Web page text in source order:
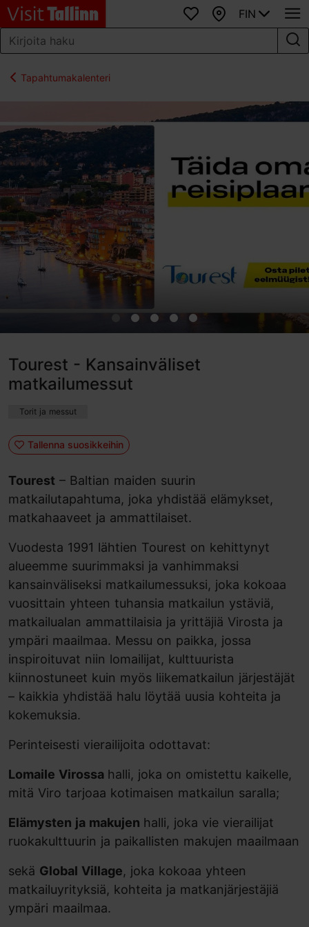
SuosikitKartta
FIN
Tapahtumakalenteri
Tourest - Kansainväliset
matkailumessut
Torit ja messut
Tallenna suosikkeihin
Tourest – Baltian maiden suurin
matkailutapahtuma, joka yhdistää elämykset,
matkahaaveet ja ammattilaiset.
Vuodesta 1991 lähtien Tourest on kehittynyt
alueemme suurimmaksi ja vanhimmaksi
kansainväliseksi matkailumessuksi, joka kokoaa
vuosittain yhteen tuhansia matkailun ystäviä,
matkailualan ammattilaisia ja yrittäjiä Virosta ja
ympäri maailmaa. Messu on paikka, jossa
inspiroituvat niin lomailijat, kulttuurista
kiinnostuneet kuin myös liikematkailun järjestäjät
– kaikkia yhdistää halu löytää uusia kohteita ja
kokemuksia.
Perinteisesti vierailijoita odottavat:
Lomaile Virossa halli, joka on omistettu kaikelle,
mitä Viro tarjoaa kotimaisen matkailun saralla;
Elämysten ja makujen halli, joka vie vierailijat
ruokakulttuurin ja paikallisten makujen maailmaan
sekä Global Village, joka kokoaa yhteen
matkailuyrityksiä, kohteita ja matkanjärjestäjiä
ympäri maailmaa.